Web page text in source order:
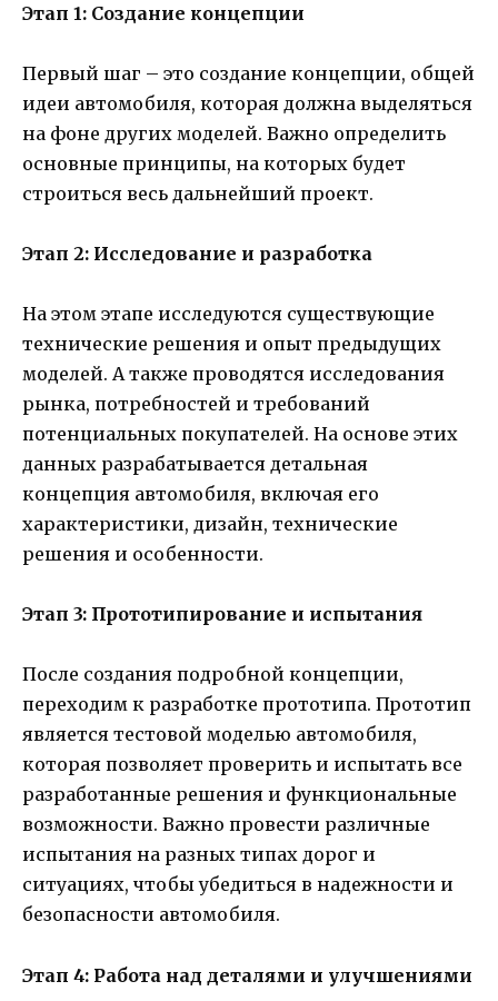
Этап 1: Создание концепции
Первый шаг – это создание концепции, общей
идеи автомобиля, которая должна выделяться
на фоне других моделей. Важно определить
основные принципы, на которых будет
строиться весь дальнейший проект.
Этап 2: Исследование и разработка
На этом этапе исследуются существующие
технические решения и опыт предыдущих
моделей. А также проводятся исследования
рынка, потребностей и требований
потенциальных покупателей. На основе этих
данных разрабатывается детальная
концепция автомобиля, включая его
характеристики, дизайн, технические
решения и особенности.
Этап 3: Прототипирование и испытания
После создания подробной концепции,
переходим к разработке прототипа. Прототип
является тестовой моделью автомобиля,
которая позволяет проверить и испытать все
разработанные решения и функциональные
возможности. Важно провести различные
испытания на разных типах дорог и
ситуациях, чтобы убедиться в надежности и
безопасности автомобиля.
Этап 4: Работа над деталями и улучшениями